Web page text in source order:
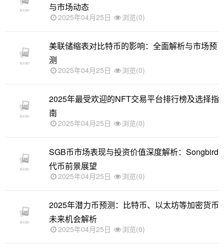
与市场动态
2025年04月25日 浏览(0)
美联储缩表对比特币的影响：全面解析与市场预
测
2025年04月25日 浏览(0)
2025年最受欢迎的NFT交易平台排行榜及选择指
南
2025年04月25日 浏览(0)
SGB币市场表现与投资价值深度解析：Songbird
代币前景展望
2025年04月25日 浏览(0)
2025年潜力币预测：比特币、以太坊等加密货币
未来机会解析
2025年04月25日 浏览(0)